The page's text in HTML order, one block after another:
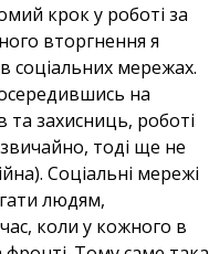
крок у роботі за
вторгнення я
соціальних мережах.
на
та захисниць, роботі
тоді ще не
Соціальні мережі
людям,
коли у кожного в